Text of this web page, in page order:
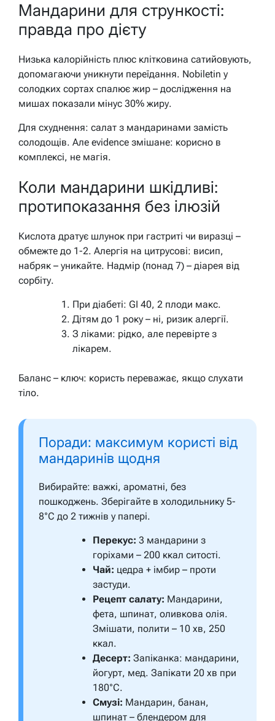
Мандарини для стрункості:
правда про дієту
Низька калорійність плюс клітковина сатийовують,
допомагаючи уникнути переїдання. Nobiletin у
солодких сортах спалює жир – дослідження на
мишах показали мінус 30% жиру.
Для схуднення: салат з мандаринами замість
солодощів. Але evidence змішане: корисно в
комплексі, не магія.
Коли мандарини шкідливі:
протипоказання без ілюзій
Кислота дратує шлунок при гастриті чи виразці –
обмежте до 1-2. Алергія на цитрусові: висип,
набряк – уникайте. Надмір (понад 7) – діарея від
сорбіту.
При діабеті: GI 40, 2 плоди макс.
Дітям до 1 року – ні, ризик алергії.
З ліками: рідко, але перевірте з
лікарем.
Баланс – ключ: користь переважає, якщо слухати
тіло.
Поради: максимум користі від
мандаринів щодня
Вибирайте: важкі, ароматні, без
пошкоджень. Зберігайте в холодильнику 5-
8°C до 2 тижнів у папері.
Перекус: 3 мандарини з
горіхами – 200 ккал ситості.
Чай: цедра + імбир – проти
застуди.
Рецепт салату: Мандарини,
фета, шпинат, оливкова олія.
Змішати, полити – 10 хв, 250
ккал.
Десерт: Запіканка: мандарини,
йогурт, мед. Запікати 20 хв при
180°C.
Смузі: Мандарин, банан,
шпинат – блендером для